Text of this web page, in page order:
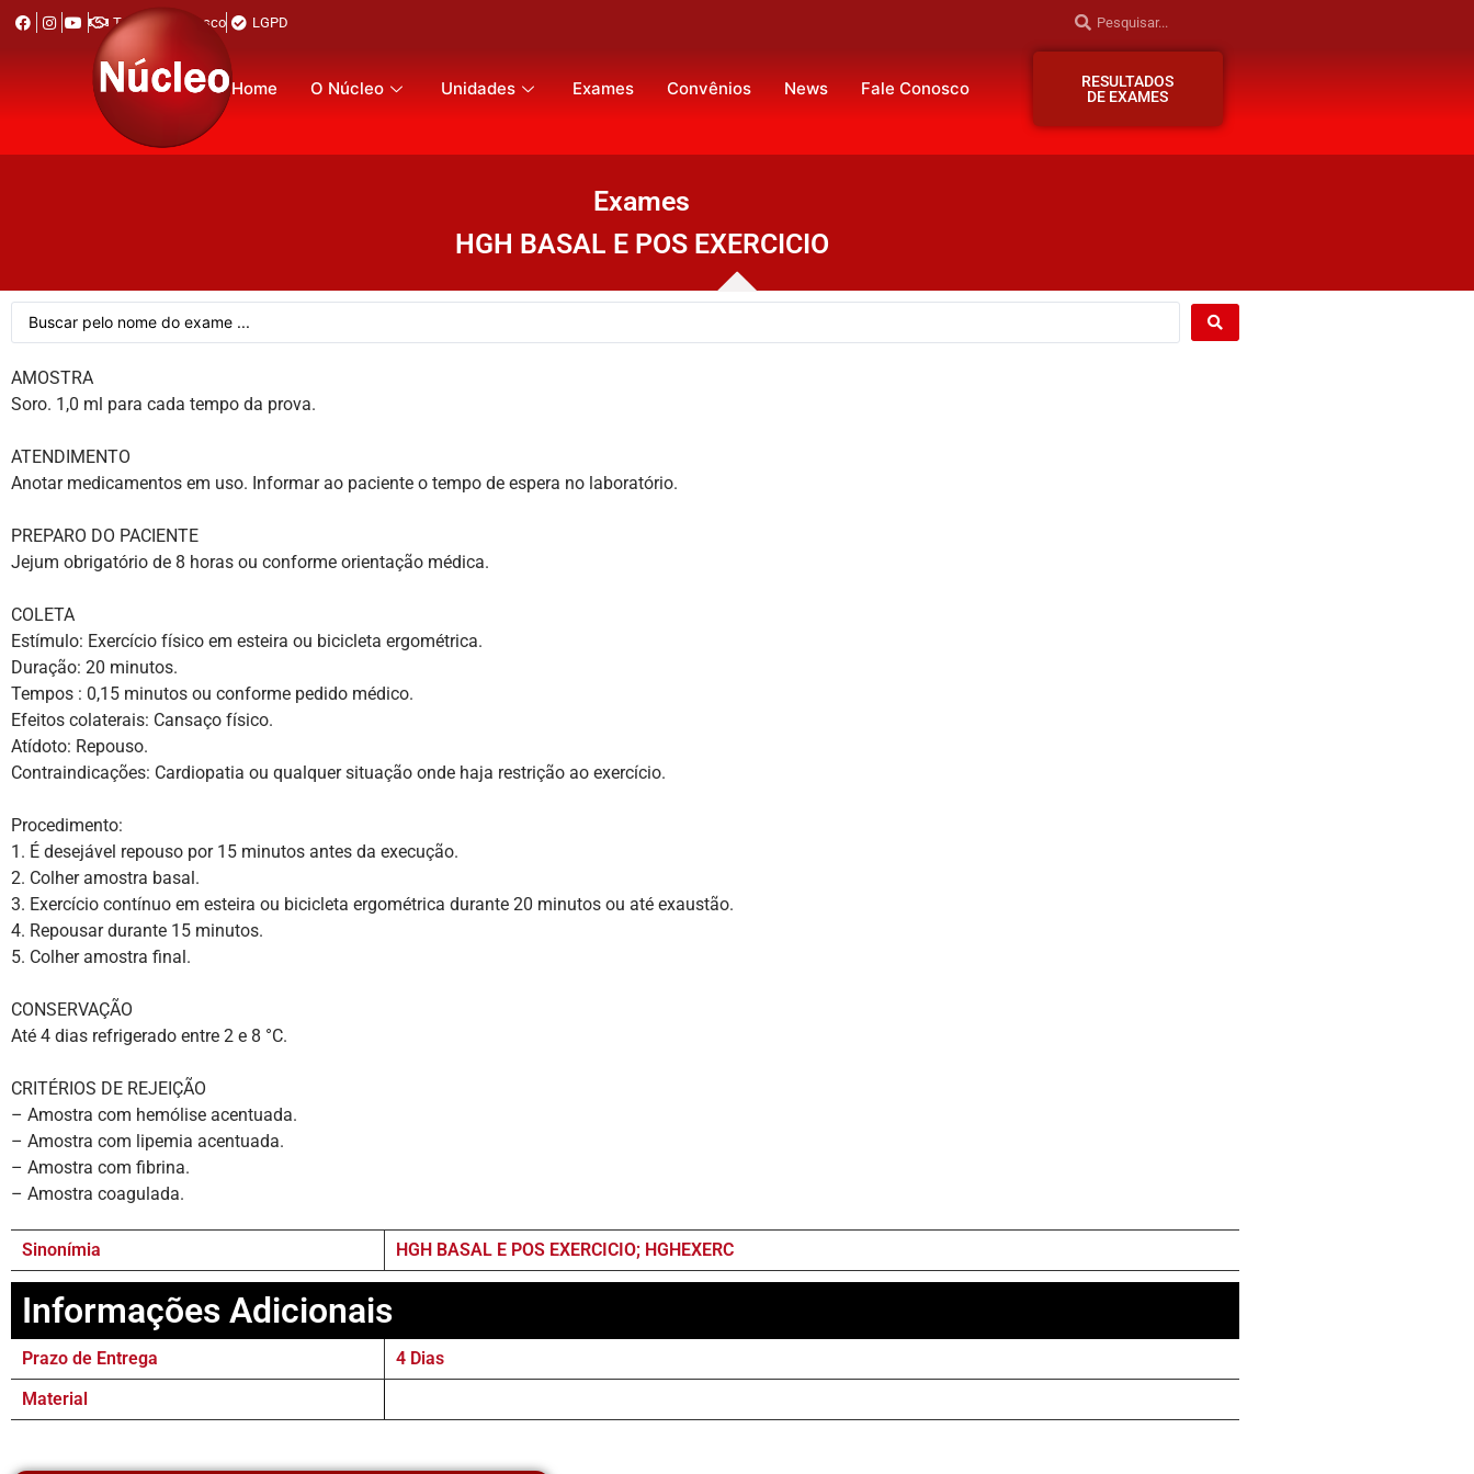
Trabalhe Conosco LGPD
Home O Núcleo Unidades Exames Convênios News Fale Conosco
RESULTADOS
DE EXAMES
Exames
HGH BASAL E POS EXERCICIO
AMOSTRA
Soro. 1,0 ml para cada tempo da prova.
ATENDIMENTO
Anotar medicamentos em uso. Informar ao paciente o tempo de espera no laboratório.
PREPARO DO PACIENTE
Jejum obrigatório de 8 horas ou conforme orientação médica.
COLETA
Estímulo: Exercício físico em esteira ou bicicleta ergométrica.
Duração: 20 minutos.
Tempos : 0,15 minutos ou conforme pedido médico.
Efeitos colaterais: Cansaço físico.
Atídoto: Repouso.
Contraindicações: Cardiopatia ou qualquer situação onde haja restrição ao exercício.
Procedimento:
1. É desejável repouso por 15 minutos antes da execução.
2. Colher amostra basal.
3. Exercício contínuo em esteira ou bicicleta ergométrica durante 20 minutos ou até exaustão.
4. Repousar durante 15 minutos.
5. Colher amostra final.
CONSERVAÇÃO
Até 4 dias refrigerado entre 2 e 8 °C.
CRITÉRIOS DE REJEIÇÃO
– Amostra com hemólise acentuada.
– Amostra com lipemia acentuada.
– Amostra com fibrina.
– Amostra coagulada.
Sinonímia HGH BASAL E POS EXERCICIO; HGHEXERC
Informações Adicionais
Prazo de Entrega
4 Dias
Material